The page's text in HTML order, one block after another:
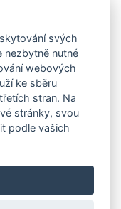
svých
nezbytně nutné
webových
ke sběru
stran. Na
stránky, svou
podle vašich